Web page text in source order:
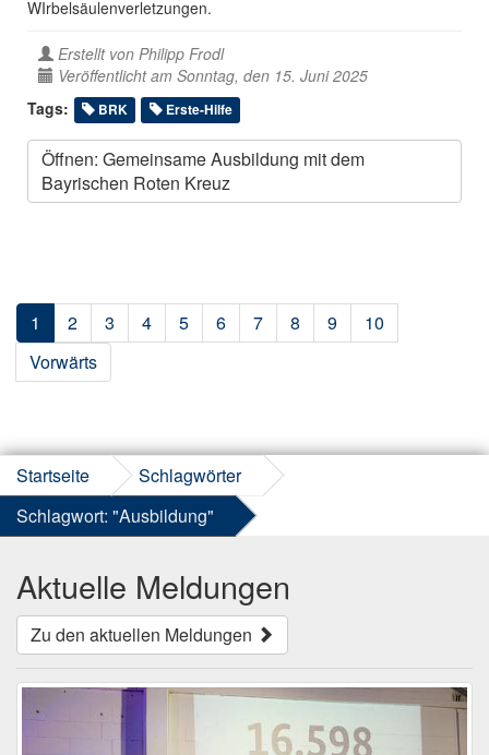
WIrbelsäulenverletzungen.
Erstellt von Philipp Frodl
Veröffentlicht am Sonntag, den 15. Juni 2025
Tags:
BRK Erste-Hilfe
Öffnen: Gemeinsame Ausbildung mit dem
Bayrischen Roten Kreuz
1 2 3 4 5 6 7 8 9
10
Vorwärts
Startseite
Schlagwörter
Schlagwort: "Ausbildung"
Aktuelle Meldungen
Zu den aktuellen Meldungen